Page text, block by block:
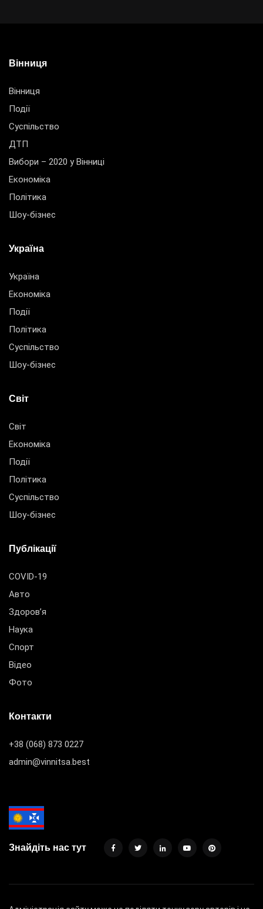
Вінниця
Вінниця
Події
Суспільство
ДТП
Вибори – 2020 у Вінниці
Економіка
Політика
Шоу-бізнес
Україна
Україна
Економіка
Події
Політика
Суспільство
Шоу-бізнес
Світ
Світ
Економіка
Події
Політика
Суспільство
Шоу-бізнес
Публікації
COVID-19
Авто
Здоров’я
Наука
Спорт
Відео
Фото
Контакти
+38 (068) 873 0227
admin@vinnitsa.best
Знайдіть нас тут